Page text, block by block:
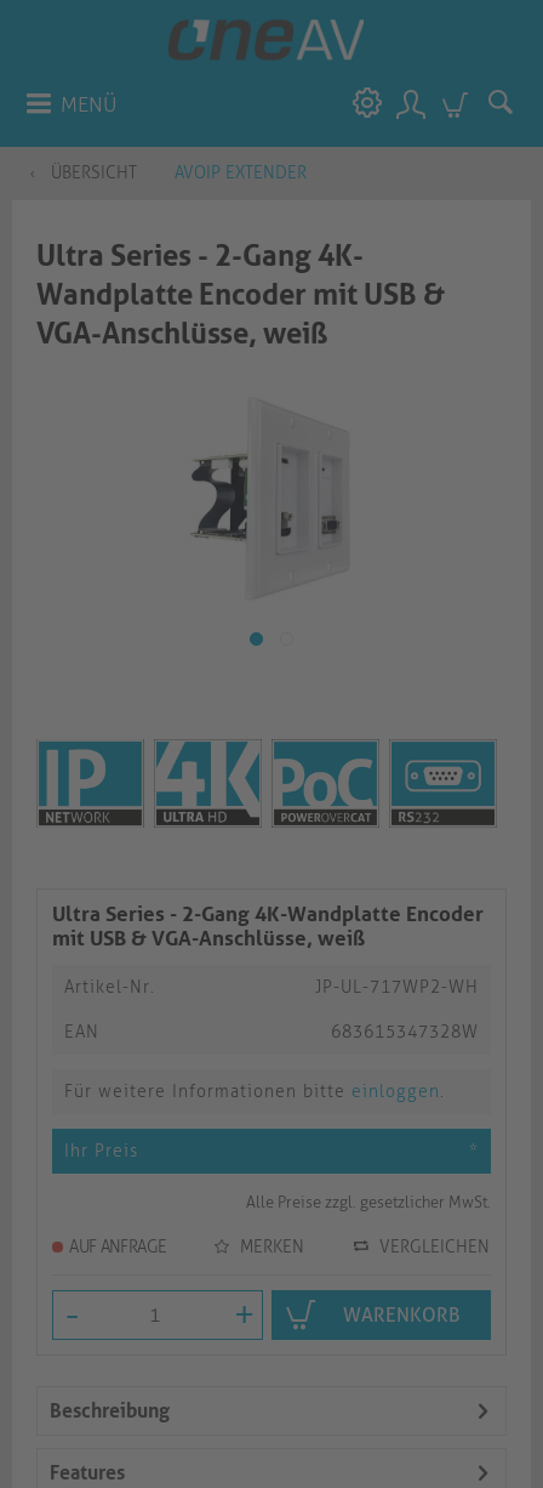
MENÜ
ÜBERSICHT AVOIP EXTENDER
Ultra Series - 2-Gang 4K-
Wandplatte Encoder mit USB &
VGA-Anschlüsse, weiß
Ultra Series - 2-Gang 4K-Wandplatte Encoder
mit USB & VGA-Anschlüsse, weiß
Artikel-Nr. JP-UL-717WP2-WH
EAN 683615347328W
Für weitere Informationen bitte einloggen.
Ihr Preis *
Alle Preise zzgl. gesetzlicher MwSt.
AUF ANFRAGE MERKEN VERGLEICHEN
- + WARENKORB
Beschreibung
Features